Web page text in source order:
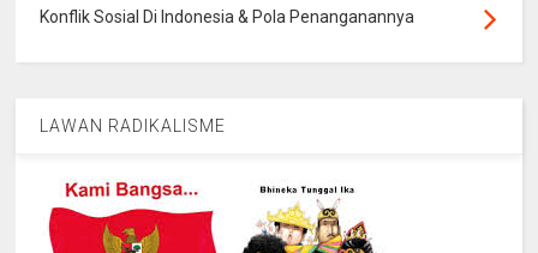
Konflik Sosial Di Indonesia & Pola Penanganannya
LAWAN RADIKALISME